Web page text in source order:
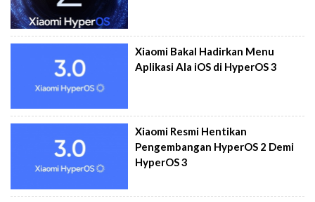
Xiaomi Bakal Hadirkan Menu
Aplikasi Ala iOS di HyperOS 3
Xiaomi Resmi Hentikan
Pengembangan HyperOS 2 Demi
HyperOS 3